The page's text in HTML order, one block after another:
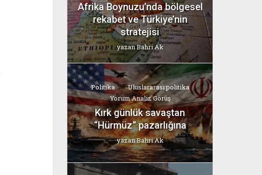
Afrika Boynuzu’nda bölgesel
rekabet ve Türkiye’nin
stratejisi
yazanBahri Ak
Politika
Uluslararası politika
Yorum Analiz Görüş
Kırk günlük savaştan
“Hürmüz” pazarlığına
yazanBahri Ak